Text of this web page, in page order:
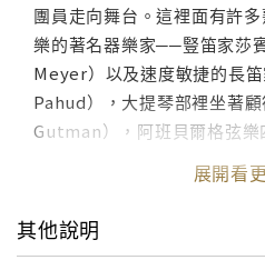
團員走向舞台。這裡面有許
樂的著名器樂家──豎笛家莎
Meyer）以及速度敏捷的長
Pahud），大提琴部裡坐著
Gutman），阿班貝爾格弦
Quartet）的團員也坐在弦樂
這樣從世界頂尖管弦樂團挑選
樂家所組成的指揮琉森節慶
展開看
其他說明